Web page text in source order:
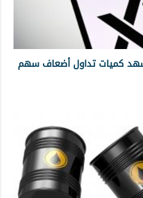
كميات تداول أضعاف سهم